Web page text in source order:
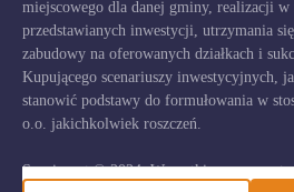
miejscowego dla danej gminy, realizacji
przedstawianych inwestycji, utrzymania
zabudowy na oferowanych działkach i
Kupującego scenariuszy inwestycyjnych,
stanowić podstawy do formułowania w
o.o. jakichkolwiek roszczeń.
Saveinvest © 2024. Wszystkie prawa